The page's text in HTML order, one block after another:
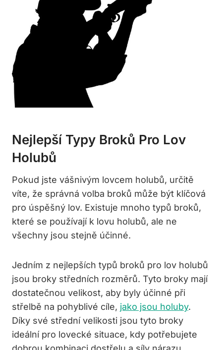
Nejlepší Typy Broků Pro Lov
Holubů
Pokud ‌jste vášnivým lovcem⁤ holubů, určitě
víte, ‍že správná volba broků ⁤může být klíčová
pro úspěšný‍ lov. Existuje ‌mnoho typů ‌broků,
které se používají k lovu holubů, ale ne
⁣všechny‍ jsou stejně účinné.
Jedním‍ z‍ nejlepších typů broků pro ‌lov holubů
jsou broky středních rozměrů. Tyto ​broky mají
dostatečnou velikost, aby ⁣byly účinné při
střelbě na pohyblivé cíle, jako jsou holuby.
Díky své střední velikosti jsou ‌tyto broky
ideální pro lovecké situace, kdy potřebujete